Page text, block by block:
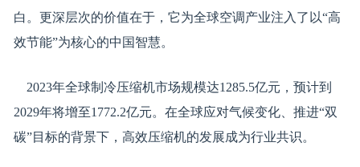
白。更深层次的价值在于，它为全球空调产业注入了以“高
效节能”为核心的中国智慧。
2023年全球制冷压缩机市场规模达1285.5亿元，预计到
2029年将增至1772.2亿元。在全球应对气候变化、推进“双
碳”目标的背景下，高效压缩机的发展成为行业共识。